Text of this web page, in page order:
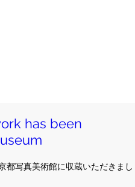
has been
都写真美術館に収蔵いただきまし